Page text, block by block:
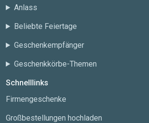
Anlass
Beliebte Feiertage
Geschenkempfänger
Geschenkkörbe-Themen
Schnelllinks
Firmengeschenke
Großbestellungen hochladen